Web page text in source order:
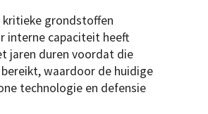
kritieke grondstoffen
interne capaciteit heeft
jaren duren voordat die
waardoor de huidige
technologie en defensie